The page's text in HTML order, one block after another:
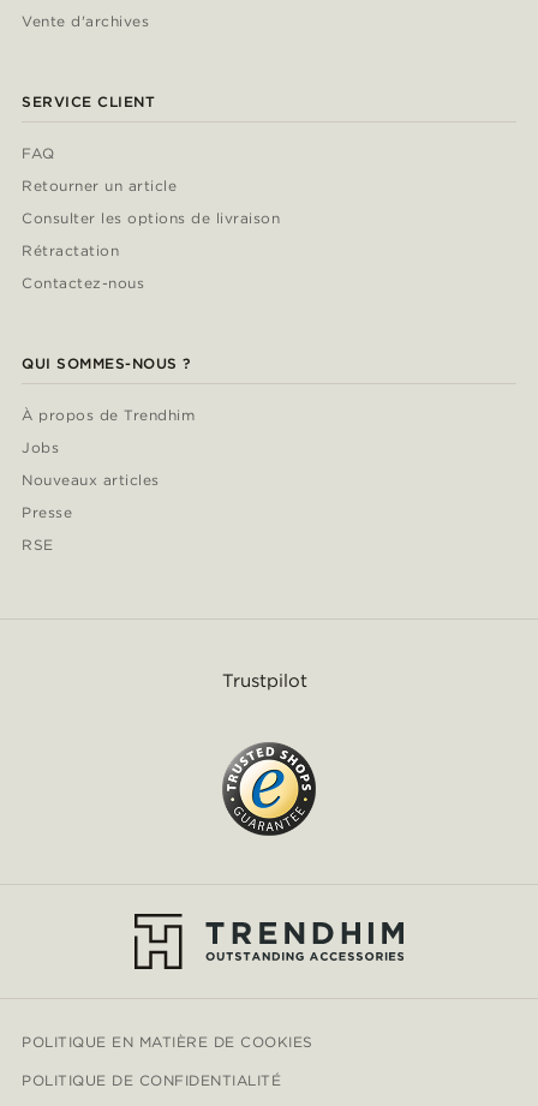
Vente d'archives
SERVICE CLIENT
FAQ
Retourner un article
Consulter les options de livraison
Rétractation
Contactez-nous
QUI SOMMES-NOUS ?
À propos de Trendhim
Jobs
Nouveaux articles
Presse
RSE
Trustpilot
POLITIQUE EN MATIÈRE DE COOKIES
POLITIQUE DE CONFIDENTIALITÉ